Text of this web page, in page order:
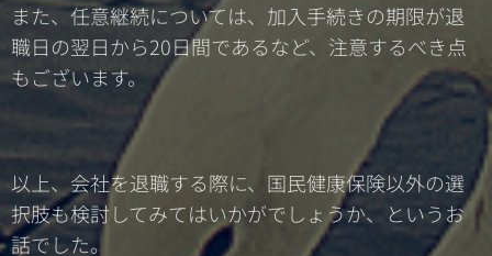
また、任意継続については、加入手続きの期限が退
職日の翌日から20日間であるなど、注意するべき点
もございます。
以上、会社を退職する際に、国民健康保険以外の選
択肢も検討してみてはいかがでしょうか、というお
話でした。